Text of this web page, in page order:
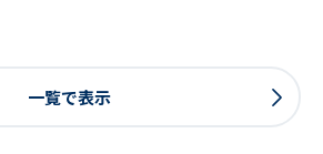
一覧で表示